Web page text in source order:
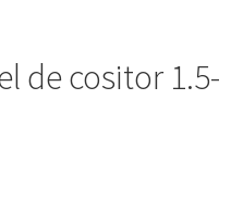
de cositor 1.5-